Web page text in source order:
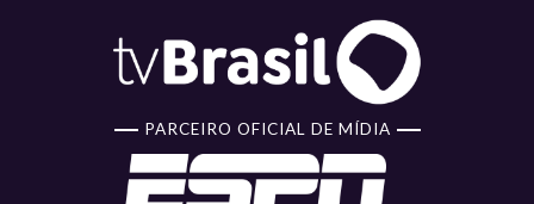
PARCEIRO OFICIAL DE MÍDIA